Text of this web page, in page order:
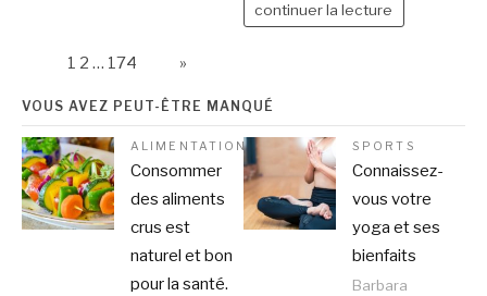
continuer la lecture
1 2 … 174 »
VOUS AVEZ PEUT-ÊTRE MANQUÉ
ALIMENTATION
Consommer
des aliments
crus est
naturel et bon
pour la santé.
SPORTS
Connaissez-
vous votre
yoga et ses
bienfaits
Barbara